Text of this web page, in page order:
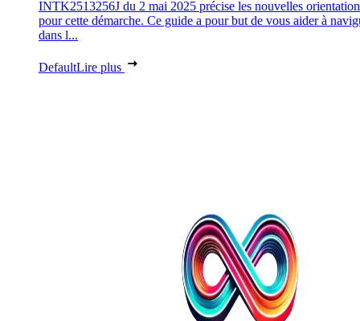
INTK2513256J du 2 mai 2025 précise les nouvelles
pour cette démarche. Ce guide a pour but de vous aider à
dans l...
DefaultLire plus